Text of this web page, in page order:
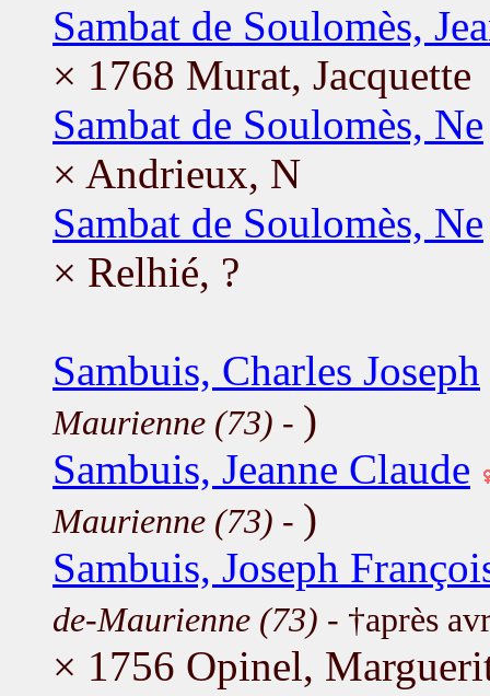
Sambat de Soulomès,
× 1768 Murat, Jacquette
Sambat de Soulomès, Ne
× Andrieux, N
Sambat de Soulomès, Ne
× Relhié, ?
Sambuis, Charles Joseph
Maurienne (73) - )
Sambuis, Jeanne Claude
Maurienne (73) - )
Sambuis, Joseph
de-Maurienne (73) - †après
× 1756 Opinel,